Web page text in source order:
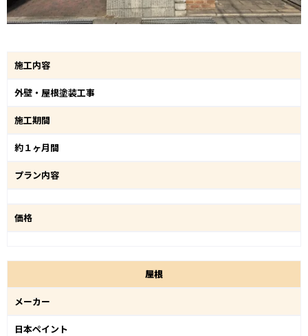
施工内容
外壁・屋根塗装工事
施工期間
約１ヶ月間
プラン内容
価格
屋根
メーカー
日本ペイント